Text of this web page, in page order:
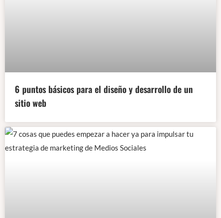
6 puntos básicos para el diseño y desarrollo de un
sitio web